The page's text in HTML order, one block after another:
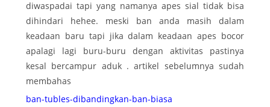
diwaspadai tapi yang namanya apes sial tidak bisa
dihindari hehee. meski ban anda masih dalam
keadaan baru tapi jika dalam keadaan apes bocor
apalagi lagi buru-buru dengan aktivitas pastinya
kesal bercampur aduk . artikel sebelumnya sudah
membahas
ban-tubles-dibandingkan-ban-biasa